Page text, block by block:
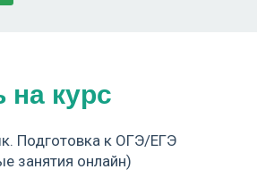
на курс
Подготовка к ОГЭ/ЕГЭ
занятия онлайн)